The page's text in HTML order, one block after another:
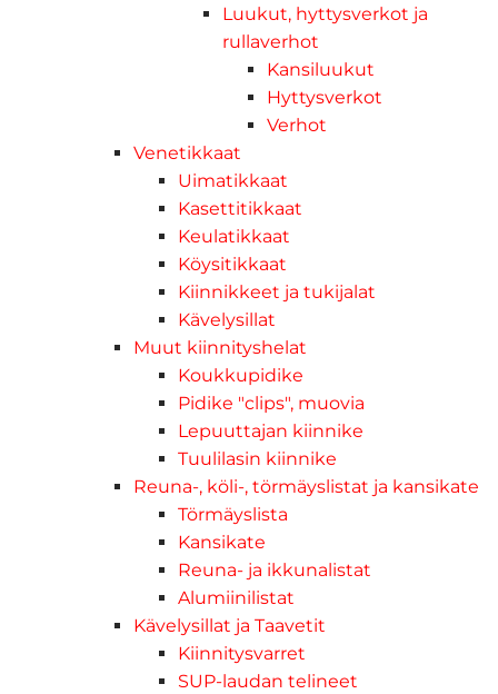
Luukut, hyttysverkot ja
rullaverhot
Kansiluukut
Hyttysverkot
Verhot
Venetikkaat
Uimatikkaat
Kasettitikkaat
Keulatikkaat
Köysitikkaat
Kiinnikkeet ja tukijalat
Kävelysillat
Muut kiinnityshelat
Koukkupidike
Pidike "clips", muovia
Lepuuttajan kiinnike
Tuulilasin kiinnike
Reuna-, köli-, törmäyslistat ja kansikate
Törmäyslista
Kansikate
Reuna- ja ikkunalistat
Alumiinilistat
Kävelysillat ja Taavetit
Kiinnitysvarret
SUP-laudan telineet